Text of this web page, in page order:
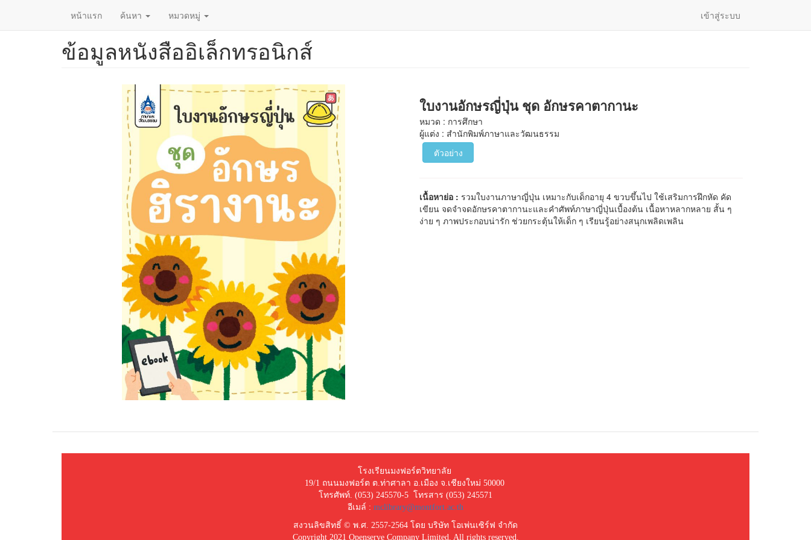
หน้าแรก ค้นหา หมวดหมู่ เข้าสู่ระบบ
ข้อมูลหนังสืออิเล็กทรอนิกส์
ใบงานอักษรญี่ปุ่น ชุด อักษรคาตากานะ
หมวด : การศึกษา
ผู้แต่ง : สำนักพิมพ์ภาษาและวัฒนธรรม
ตัวอย่าง
เนื้อหาย่อ : รวมใบงานภาษาญี่ปุ่น เหมาะกับเด็กอายุ 4 ขวบขึ้นไป ใช้เสริมการฝึกหัด คัด
เขียน จดจำจดอักษรคาตากานะและคำศัพท์ภาษาญี่ปุ่นเบื้องต้น เนื้อหาหลากหลาย สั้น ๆ
ง่าย ๆ ภาพประกอบน่ารัก ช่วยกระตุ้นให้เด็ก ๆ เรียนรู้อย่างสนุกเพลิดเพลิน
โรงเรียนมงฟอร์ตวิทยาลัย
19/1 ถนนมงฟอร์ต ต.ท่าศาลา อ.เมือง จ.เชียงใหม่ 50000
โทรศัพท์. (053) 245570-5 โทรสาร (053) 245571
อีเมล์ : mclibrary@montfort.ac.th
สงวนลิขสิทธิ์ © พ.ศ. 2557-2564 โดย บริษัท โอเพ่นเซิร์ฟ จำกัด
Copyright 2021 Openserve Company Limited. All rights reserved.